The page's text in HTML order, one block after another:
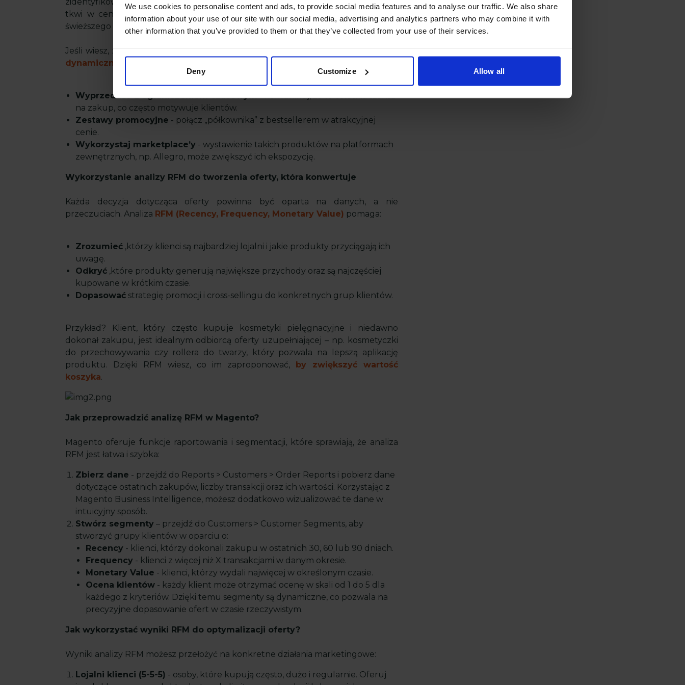
We use cookies to personalise content and ads, to provide social media features and to analyse our traffic. We also share
information about your use of our site with our social media, advertising and analytics partners who may combine it with
other information that you’ve provided to them or that they’ve collected from your use of their services.
Deny Customize Allow all
tkwi w cenie, jakości, opisie, czy może w promocji. Może produkt potrzebuje
świeższego opisu albo lepszych zdjęć?
Jeśli wiesz, że dany produkt nie ma przyszłości w Twoim sklepie, warto wdrożyć
dynamiczne promocje:
Wyprzedaże z ograniczeniem czasowym- komunikuj, że to ostatnia szansa
na zakup, co często motywuje klientów.
Zestawy promocyjne - połącz „półkownika” z bestsellerem w atrakcyjnej
cenie.
Wykorzystaj marketplace’y - wystawienie takich produktów na platformach
zewnętrznych, np. Allegro, może zwiększyć ich ekspozycję.
Wykorzystanie analizy RFM do tworzenia oferty, która konwertuje
Każda decyzja dotycząca oferty powinna być oparta na danych, a nie
przeczuciach. Analiza RFM (Recency, Frequency, Monetary Value) pomaga:
Zrozumieć ,którzy klienci są najbardziej lojalni i jakie produkty przyciągają ich
uwagę.
Odkryć ,które produkty generują największe przychody oraz są najczęściej
kupowane w krótkim czasie.
Dopasować strategię promocji i cross-sellingu do konkretnych grup klientów.
Przykład? Klient, który często kupuje kosmetyki pielęgnacyjne i niedawno
dokonał zakupu, jest idealnym odbiorcą oferty uzupełniającej – np. kosmetyczki
do przechowywania czy rollera do twarzy, który pozwala na lepszą aplikację
produktu. Dzięki RFM wiesz, co im zaproponować, by zwiększyć wartość
koszyka.
Jak przeprowadzić analizę RFM w Magento?
Magento oferuje funkcje raportowania i segmentacji, które sprawiają, że analiza
RFM jest łatwa i szybka:
Zbierz dane - przejdź do Reports > Customers > Order Reports i pobierz dane
dotyczące ostatnich zakupów, liczby transakcji oraz ich wartości. Korzystając z
Magento Business Intelligence, możesz dodatkowo wizualizować te dane w
intuicyjny sposób.
Stwórz segmenty – przejdź do Customers > Customer Segments, aby
stworzyć grupy klientów w oparciu o:
Recency - klienci, którzy dokonali zakupu w ostatnich 30, 60 lub 90 dniach.
Frequency - klienci z więcej niż X transakcjami w danym okresie.
Monetary Value - klienci, którzy wydali najwięcej w określonym czasie.
Ocena klientów - każdy klient może otrzymać ocenę w skali od 1 do 5 dla
każdego z kryteriów. Dzięki temu segmenty są dynamiczne, co pozwala na
precyzyjne dopasowanie ofert w czasie rzeczywistym.
Jak wykorzystać wyniki RFM do optymalizacji oferty?
Wyniki analizy RFM możesz przełożyć na konkretne działania marketingowe:
Lojalni klienci (5-5-5) - osoby, które kupują często, dużo i regularnie. Oferuj